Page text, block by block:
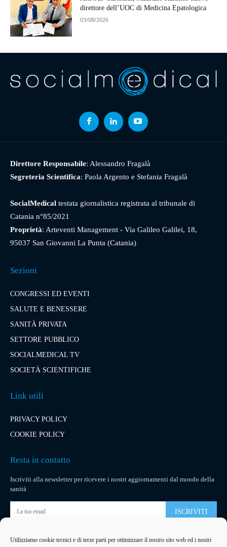
Utilizziamo cookie tecnici e di terze parti per ottimizzare il nostro sito web ed i nostri
direttore dell’UOC di Medicina Epatologica
03/08/2026
Direttore Responsabile: Alessandro Fragalà
Segreteria Scientifica: Paola Argento e Stefania Fragalà
SocialMedical testata giornalistica registrata al tribunale di
Catania n°85/2021
Proprietà: Arteventi Management - Via Galileo Galilei, 18,
95037 San Giovanni La Punta (Catania)
Sezioni
CONGRESSI ED EVENTI
SALUTE E BENESSERE
SANITÀ PRIVATA
SETTORE PUBBLICO
SOCIALMEDICAL TV
SOCIETÀ SCIENTIFICHE
Link utili
PRIVACY POLICY
COOKIE POLICY
Resta in contatto
Iscriviti alla newsletter per ricevere i nostri aggiornamenti dal mondo della
sanità
ISCRIVITI